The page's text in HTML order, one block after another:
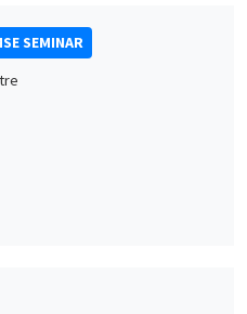
SEMINAR